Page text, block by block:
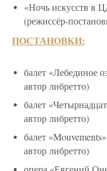
«Ночь искусств в
(режиссёр-
ПОСТАНОВКИ:
балет «Лебединое
автор либретто)
балет
автор либретто)
балет
автор либретто)